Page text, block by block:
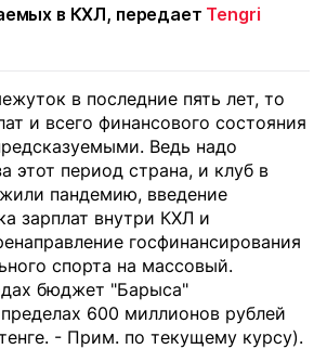
в КХЛ, передает Tengri
в последние пять лет, то
и всего финансового состояния
Ведь надо
этот период страна, и клуб в
пандемию, введение
зарплат внутри КХЛ и
госфинансирования
спорта на массовый.
бюджет "Барыса"
600 миллионов рублей
- Прим. по текущему курсу).